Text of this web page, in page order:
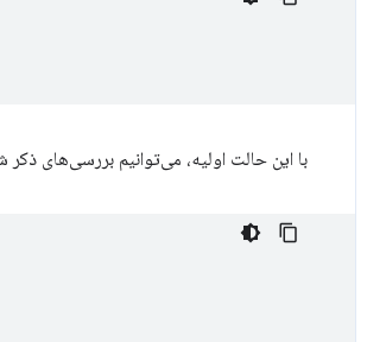
با این حالت اولیه، می‌توانیم بررسی‌های ذکر